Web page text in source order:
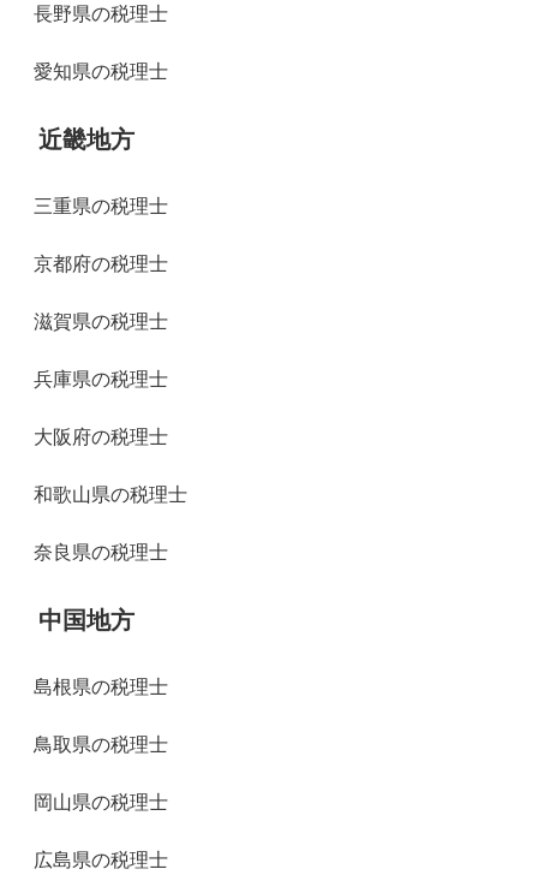
長野県の税理士
愛知県の税理士
近畿地方
三重県の税理士
京都府の税理士
滋賀県の税理士
兵庫県の税理士
大阪府の税理士
和歌山県の税理士
奈良県の税理士
中国地方
島根県の税理士
鳥取県の税理士
岡山県の税理士
広島県の税理士